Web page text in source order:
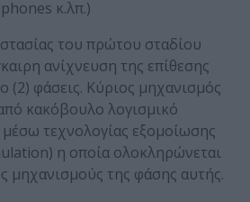
κ.λπ.)
του πρώτου σταδίου
ανίχνευση της επίθεσης
(2) φάσεις. Κύριος μηχανισμός
κακόβουλο λογισμικό
τεχνολογίας εξομοίωσης
η οποία ολοκληρώνεται
μηχανισμούς της φάσης αυτής.